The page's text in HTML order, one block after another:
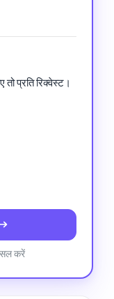
तो प्रति रिक्वेस्ट।
करें